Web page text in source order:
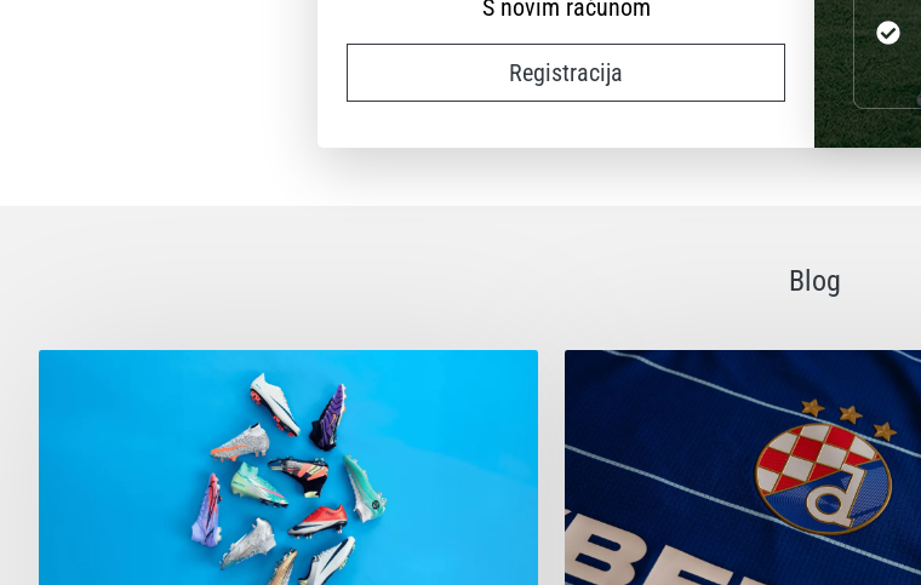
S novim računom
Registracija
Blog